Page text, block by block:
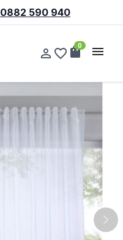
0882 590 940
person_outline favorite_border shopping_bag
0 menu